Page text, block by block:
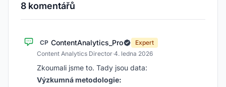
8 komentářů
CP ContentAnalytics_Pro
Expert
Content Analytics Director·4. ledna 2026
Zkoumali jsme to. Tady jsou data:
Výzkumná metodologie: